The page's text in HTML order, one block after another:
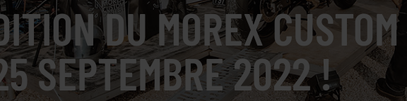
DU MOREX CUSTOM
SEPTEMBRE 2022 !